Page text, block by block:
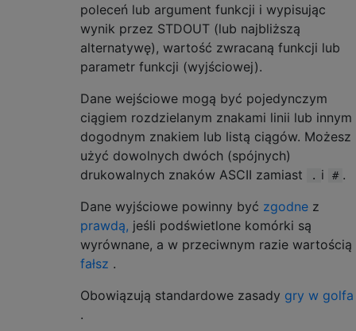
poleceń lub argument funkcji i wypisując
wynik przez STDOUT (lub najbliższą
alternatywę), wartość zwracaną funkcji lub
parametr funkcji (wyjściowej).
Dane wejściowe mogą być pojedynczym
ciągiem rozdzielanym znakami linii lub innym
dogodnym znakiem lub listą ciągów. Możesz
użyć dowolnych dwóch (spójnych)
drukowalnych znaków ASCII zamiast
. i # .
Dane wyjściowe powinny być zgodne z
prawdą, jeśli podświetlone komórki są
wyrównane, a w przeciwnym razie wartością
fałsz .
Obowiązują standardowe zasady gry w golfa
.